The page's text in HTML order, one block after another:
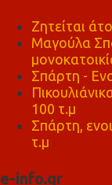
Ζητείται
Μαγούλα
Σπάρτη -
100 τ.μ
Σπάρτη,
τ.μ
e-info.gr